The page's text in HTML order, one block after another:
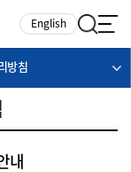
English
방침
내